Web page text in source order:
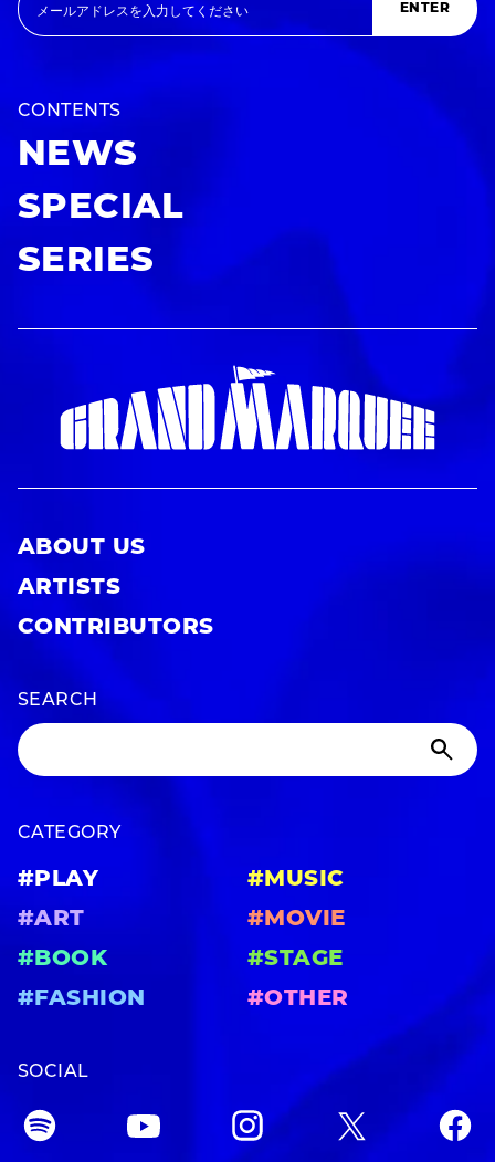
ENTER
CONTENTS
NEWS
SPECIAL
SERIES
ABOUT US
ARTISTS
CONTRIBUTORS
SEARCH
CATEGORY
#PLAY
#MUSIC
#ART
#MOVIE
#BOOK
#STAGE
#FASHION
#OTHER
SOCIAL